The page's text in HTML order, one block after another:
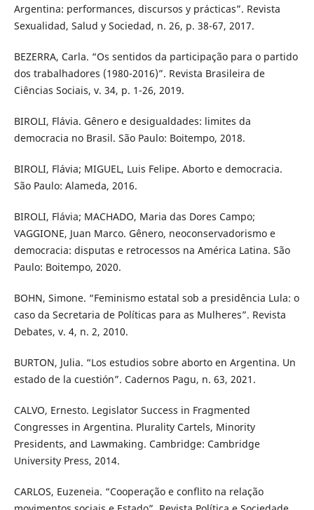
Argentina: performances, discursos y prácticas”. Revista
Sexualidad, Salud y Sociedad, n. 26, p. 38-67, 2017.
BEZERRA, Carla. “Os sentidos da participação para o partido
dos trabalhadores (1980-2016)”. Revista Brasileira de
Ciências Sociais, v. 34, p. 1-26, 2019.
BIROLI, Flávia. Gênero e desigualdades: limites da
democracia no Brasil. São Paulo: Boitempo, 2018.
BIROLI, Flávia; MIGUEL, Luis Felipe. Aborto e democracia.
São Paulo: Alameda, 2016.
BIROLI, Flávia; MACHADO, Maria das Dores Campo;
VAGGIONE, Juan Marco. Gênero, neoconservadorismo e
democracia: disputas e retrocessos na América Latina. São
Paulo: Boitempo, 2020.
BOHN, Simone. “Feminismo estatal sob a presidência Lula: o
caso da Secretaria de Políticas para as Mulheres”. Revista
Debates, v. 4, n. 2, 2010.
BURTON, Julia. “Los estudios sobre aborto en Argentina. Un
estado de la cuestión”. Cadernos Pagu, n. 63, 2021.
CALVO, Ernesto. Legislator Success in Fragmented
Congresses in Argentina. Plurality Cartels, Minority
Presidents, and Lawmaking. Cambridge: Cambridge
University Press, 2014.
CARLOS, Euzeneia. “Cooperação e conflito na relação